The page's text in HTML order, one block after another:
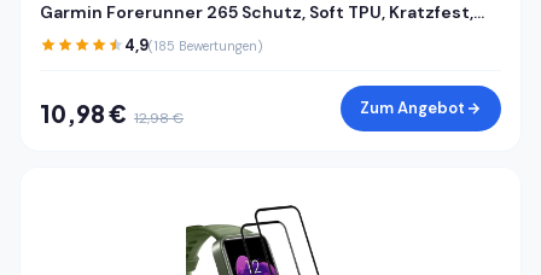
Garmin Forerunner 265 Schutz, Soft TPU, Kratzfest,
HD, Anti-Bläschen, Ultra-klar, für Displayschutz
Garmin Forerunner 265 Folie Screen Protector
4,9(185 Bewertungen)
10,98 € 12,98 € Zum Angebot